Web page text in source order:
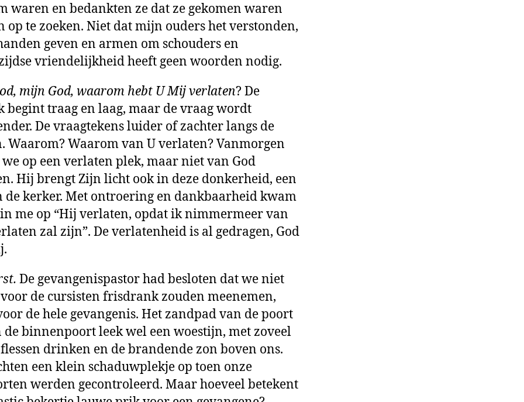
waren en bedankten ze dat ze gekomen waren
op te zoeken. Niet dat mijn ouders het verstonden,
geven en armen om schouders en
vriendelijkheid heeft geen woorden nodig.
mijn God, waarom hebt U Mij verlaten? De
begint traag en laag, maar de vraag wordt
De vraagtekens luider of zachter langs de
Waarom? Waarom van U verlaten? Vanmorgen
op een verlaten plek, maar niet van God
Hij brengt Zijn licht ook in deze donkerheid, een
de kerker. Met ontroering en dankbaarheid kwam
me op “Hij verlaten, opdat ik nimmermeer van
zal zijn”. De verlatenheid is al gedragen, God
De gevangenispastor had besloten dat we niet
de cursisten frisdrank zouden meenemen,
de hele gevangenis. Het zandpad van de poort
de binnenpoort leek wel een woestijn, met zoveel
drinken en de brandende zon boven ons.
een klein schaduwplekje op toen onze
werden gecontroleerd. Maar hoeveel betekent